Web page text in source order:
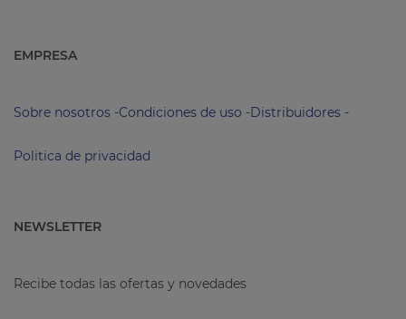
EMPRESA
Sobre nosotros -Condiciones de uso -Distribuidores -
Politica de privacidad
NEWSLETTER
Recibe todas las ofertas y novedades